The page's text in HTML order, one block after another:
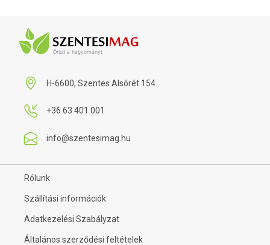
H-6600, Szentes Alsórét 154.
+36 63 401 001
info@szentesimag.hu
Rólunk
Szállítási információk
Adatkezelési Szabályzat
Általános szerződési feltételek